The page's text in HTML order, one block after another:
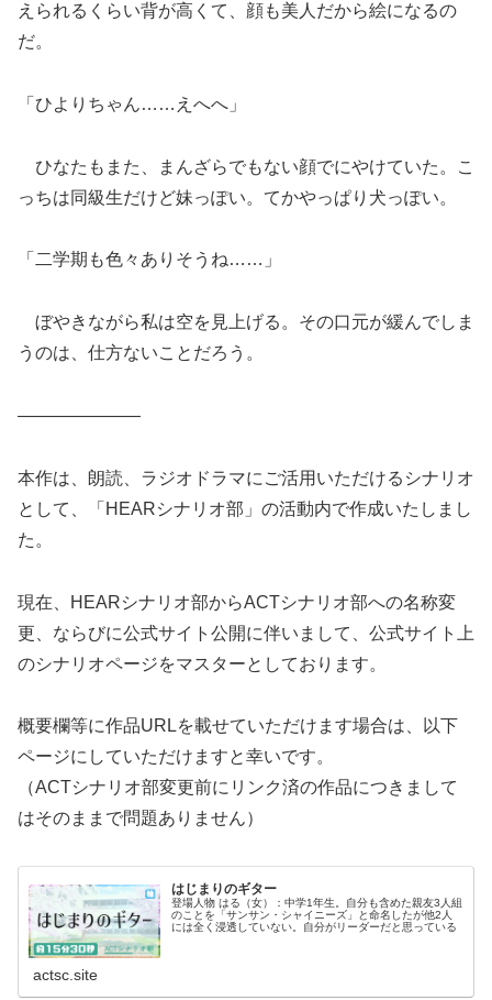
えられるくらい背が高くて、顔も美人だから絵になるの
だ。
「ひよりちゃん……えへへ」
ひなたもまた、まんざらでもない顔でにやけていた。こ
っちは同級生だけど妹っぽい。てかやっぱり犬っぽい。
「二学期も色々ありそうね……」
ぼやきながら私は空を見上げる。その口元が緩んでしま
うのは、仕方ないことだろう。
———————
本作は、朗読、ラジオドラマにご活用いただけるシナリオ
として、「HEARシナリオ部」の活動内で作成いたしまし
た。
現在、HEARシナリオ部からACTシナリオ部への名称変
更、ならびに公式サイト公開に伴いまして、公式サイト上
のシナリオページをマスターとしております。
概要欄等に作品URLを載せていただけます場合は、以下
ページにしていただけますと幸いです。
（ACTシナリオ部変更前にリンク済の作品につきまして
はそのままで問題ありません）
はじまりのギター
登場人物 はる（女）：中学1年生。自分も含めた親友3人組
のことを「サンサン・シャイニーズ」と命名したが他2人
には全く浸透していない。自分がリーダーだと思っている
actsc.site